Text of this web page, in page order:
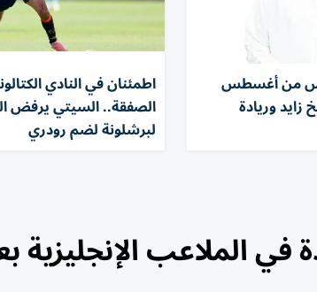
من أغسطس
وريادة
اطمئنان في النادي
الصفقة.. السيتي يرفض
لبرشلونة لضم رودري
في الملاعب الإنجليزية